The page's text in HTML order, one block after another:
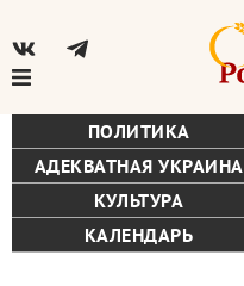
ПОЛИТИКА
АДЕКВАТНАЯ УКРАИНА
КУЛЬТУРА
КАЛЕНДАРЬ